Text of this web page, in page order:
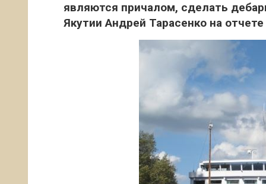
являются причалом, сделать
Якутии Андрей Тарасенко на